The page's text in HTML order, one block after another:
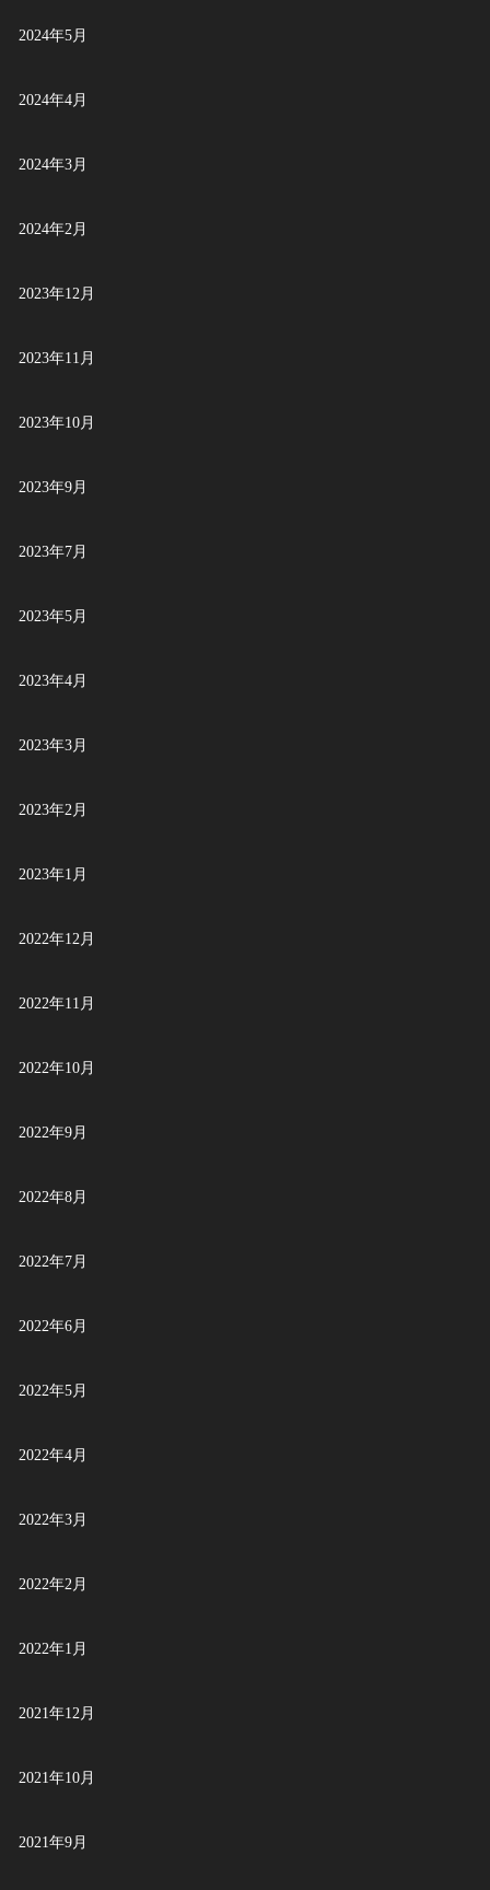
2024年5月
2024年4月
2024年3月
2024年2月
2023年12月
2023年11月
2023年10月
2023年9月
2023年7月
2023年5月
2023年4月
2023年3月
2023年2月
2023年1月
2022年12月
2022年11月
2022年10月
2022年9月
2022年8月
2022年7月
2022年6月
2022年5月
2022年4月
2022年3月
2022年2月
2022年1月
2021年12月
2021年10月
2021年9月